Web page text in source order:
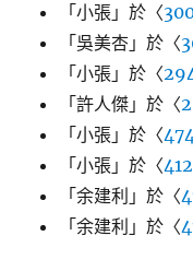
「小張 」於〈
「吳美杏 」於〈
「小張 」於〈
「許人傑 」於〈
「小張 」於〈
「小張 」於〈
「余建利 」於〈
「余建利 」於〈